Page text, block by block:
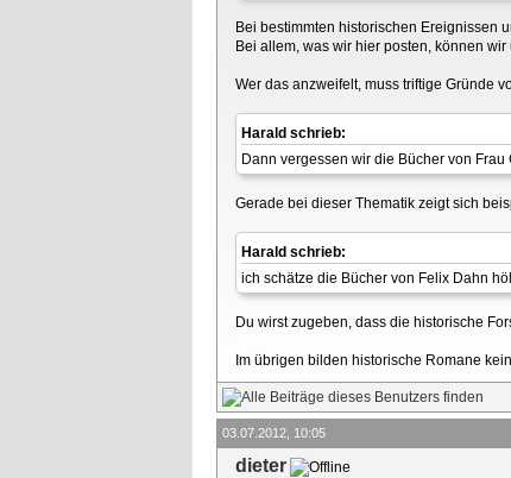
Bei bestimmten historischen Ereignissen
Bei allem, was wir hier posten, können
Wer das anzweifelt, muss triftige Gründe
Harald schrieb:
Dann vergessen wir die Bücher von
Gerade bei dieser Thematik zeigt sich
Harald schrieb:
ich schätze die Bücher von Felix Dahn
Du wirst zugeben, dass die historische
Im übrigen bilden historische Romane
03.07.2012, 10:05
dieter